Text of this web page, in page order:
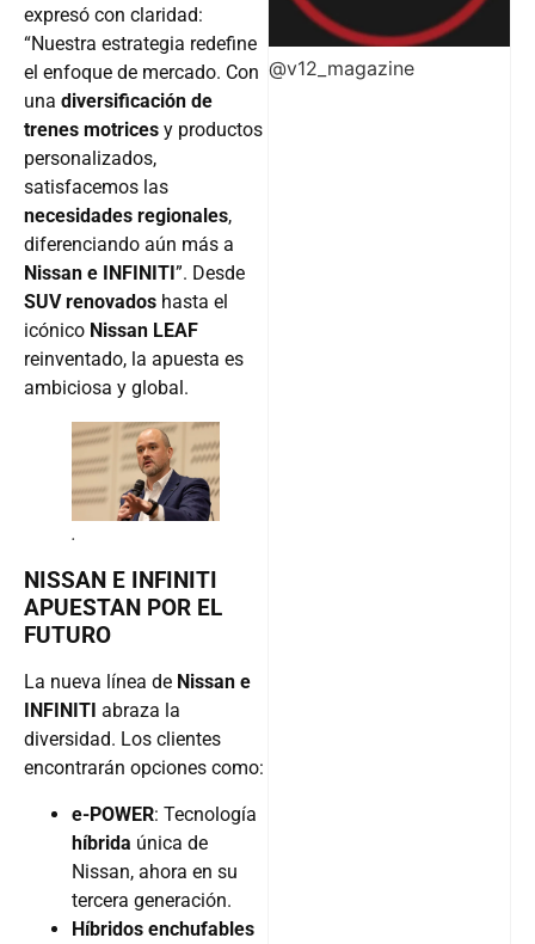
expresó con claridad:
“Nuestra estrategia redefine
el enfoque de mercado. Con
una diversificación de
trenes motrices y productos
personalizados,
satisfacemos las
necesidades regionales,
diferenciando aún más a
Nissan e INFINITI ”. Desde
SUV renovados hasta el
icónico Nissan LEAF
reinventado, la apuesta es
ambiciosa y global.
.
NISSAN E INFINITI
APUESTAN POR EL
FUTURO
La nueva línea de Nissan e
INFINITI abraza la
diversidad. Los clientes
encontrarán opciones como:
e-POWER: Tecnología
híbrida única de
Nissan, ahora en su
tercera generación.
Híbridos enchufables
@v12_magazine